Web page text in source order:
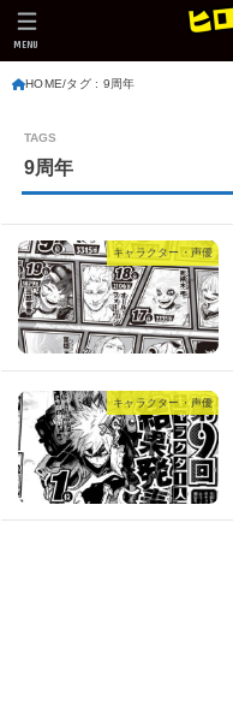
MENU
HOME タグ : 9周年
9周年
キャラクター・声優
キャラクター・声優